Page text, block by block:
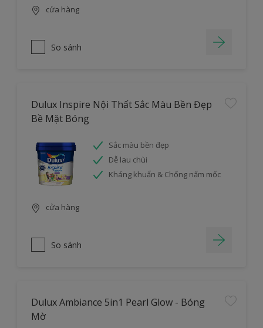
cửa hàng
So sánh
Dulux Inspire Nội Thất Sắc Màu Bền Đẹp
Bề Mặt Bóng
Sắc màu bền đẹp
Dễ lau chùi
Kháng khuẩn & Chống nấm mốc
cửa hàng
So sánh
Dulux Ambiance 5in1 Pearl Glow - Bóng
Mờ